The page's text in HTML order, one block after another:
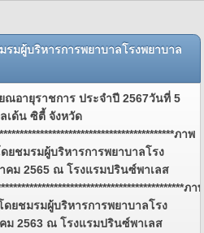
มผู้บริหารการพยาบาลโรงพยาบาล
อายุราชการ ประจำปี 2567วันที่ 5
เด้น ซิตี้ จังหวัด
ภาพ
ชมรมผู้บริหารการพยาบาลโรง
ม 2565 ณ โรงแรมปรินซ์พาเลส
ภาพ
ยชมรมผู้บริหารการพยาบาลโรง
2563 ณ โรงแรมปรินซ์พาเลส